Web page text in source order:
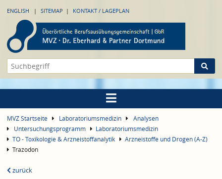
ENGLISH SITEMAP KONTAKT / LAGEPLAN
MVZ Startseite Laboratoriumsmedizin
Analysen
Untersuchungsprogramm
Laboratoriumsmedizin
TO - Toxikologie & Arzneistoffanalytik
Arzneistoffe und Drogen (A-Z)
Trazodon
zurück